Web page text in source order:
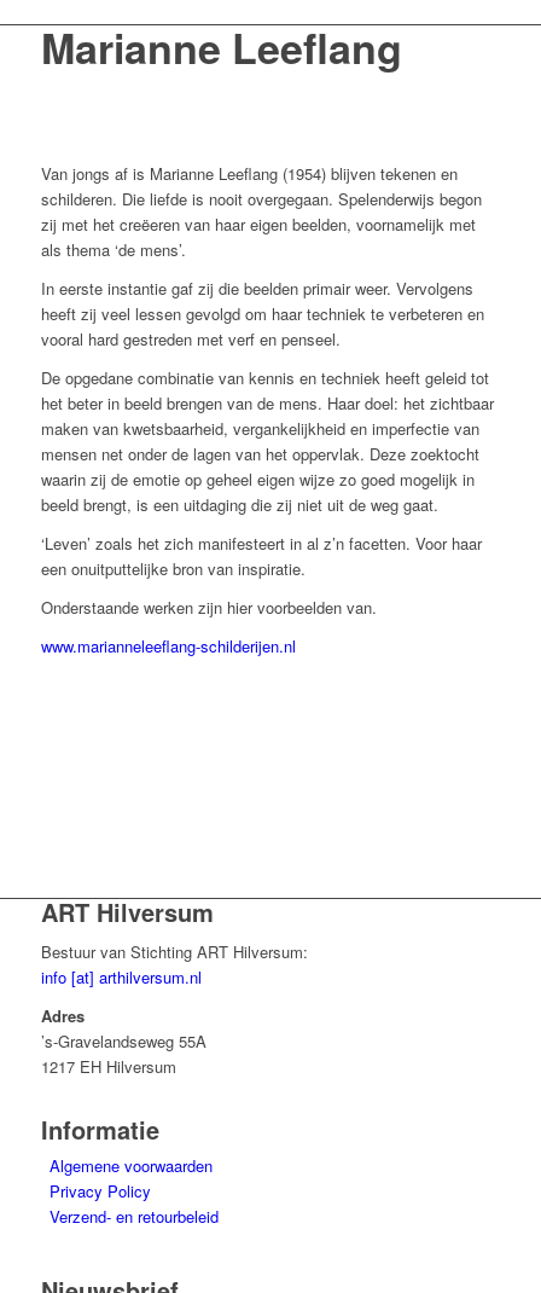
Marianne Leeflang
Van jongs af is Marianne Leeflang (1954) blijven tekenen en
schilderen. Die liefde is nooit overgegaan. Spelenderwijs begon
zij met het creëeren van haar eigen beelden, voornamelijk met
als thema ‘de mens’.
In eerste instantie gaf zij die beelden primair weer. Vervolgens
heeft zij veel lessen gevolgd om haar techniek te verbeteren en
vooral hard gestreden met verf en penseel.
De opgedane combinatie van kennis en techniek heeft geleid tot
het beter in beeld brengen van de mens. Haar doel: het zichtbaar
maken van kwetsbaarheid, vergankelijkheid en imperfectie van
mensen net onder de lagen van het oppervlak. Deze zoektocht
waarin zij de emotie op geheel eigen wijze zo goed mogelijk in
beeld brengt, is een uitdaging die zij niet uit de weg gaat.
‘Leven’ zoals het zich manifesteert in al z’n facetten. Voor haar
een onuitputtelijke bron van inspiratie.
Onderstaande werken zijn hier voorbeelden van.
www.marianneleeflang-schilderijen.nl
ART Hilversum
Bestuur van Stichting ART Hilversum:
info [at] arthilversum.nl
Adres
’s-Gravelandseweg 55A
1217 EH Hilversum
Informatie
Algemene voorwaarden
Privacy Policy
Verzend- en retourbeleid